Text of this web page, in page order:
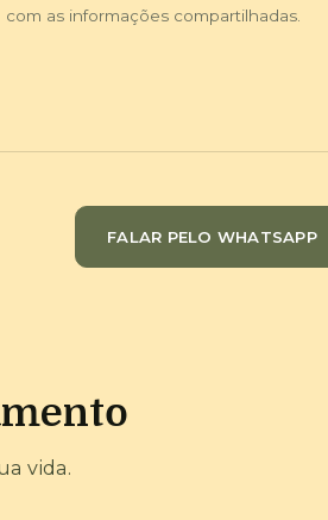
com as informações compartilhadas.
FALAR PELO WHATSAPP
vida.